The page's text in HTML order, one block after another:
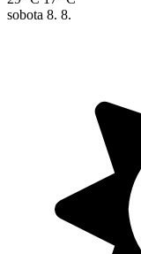
sobota 8. 8.